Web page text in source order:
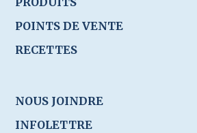
POINTS DE VENTE
RECETTES
NOUS JOINDRE
INFOLETTRE